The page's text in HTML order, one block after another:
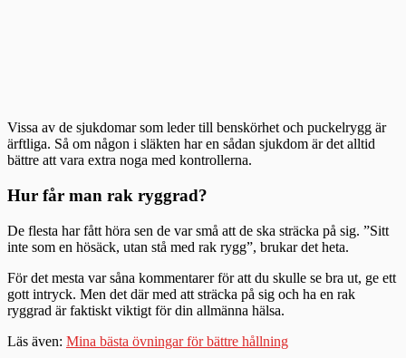
Vissa av de sjukdomar som leder till benskörhet och puckelrygg är
ärftliga. Så om någon i släkten har en sådan sjukdom är det alltid
bättre att vara extra noga med kontrollerna.
Hur får man rak ryggrad?
De flesta har fått höra sen de var små att de ska sträcka på sig. ”Sitt
inte som en hösäck, utan stå med rak rygg”, brukar det heta.
För det mesta var såna kommentarer för att du skulle se bra ut, ge ett
gott intryck. Men det där med att sträcka på sig och ha en rak
ryggrad är faktiskt viktigt för din allmänna hälsa.
Läs även: Mina bästa övningar för bättre hållning